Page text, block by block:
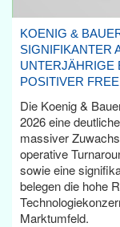
KOENIG &
SIGNIFIKANTER
UNTERJÄHRIGE
POSITIVER
Die Koenig &
2026 eine
massiver
operative
sowie eine
belegen die hohe
Marktumfeld.